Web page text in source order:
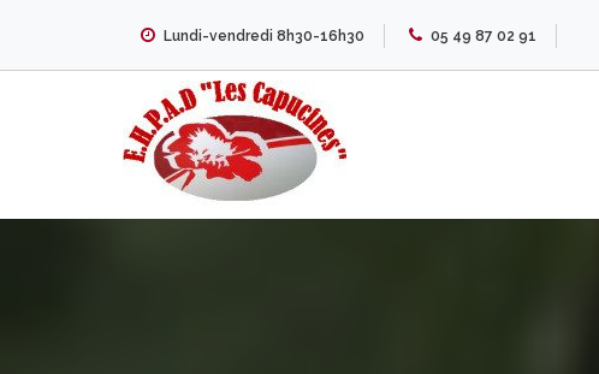
content
Lundi-vendredi 8h30-16h30 05 49 87 02 91
EHPAD Les